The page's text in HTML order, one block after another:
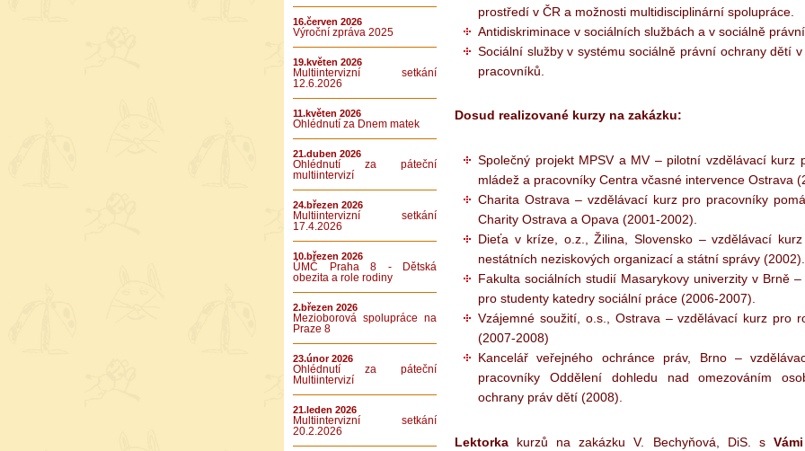
16.červen 2026
Výroční zpráva 2025
19.květen 2026
Multiintervizní setkání
12.6.2026
11.květen 2026
Ohlédnutí za Dnem matek
21.duben 2026
Ohlédnutí za páteční
multiintervizí
24.březen 2026
Multiintervizní setkání
17.4.2026
10.březen 2026
ÚMČ Praha 8 - Dětská
obezita a role rodiny
2.březen 2026
Mezioborová spolupráce na
Praze 8
23.únor 2026
Ohlédnutí za páteční
Multiintervizí
21.leden 2026
Multiintervizní setkání
20.2.2026
prostředí v ČR a možnosti multidisciplinární spolupráce.
Antidiskriminace v sociálních službách a v sociálně
Sociální služby v systému sociálně právní ochrany dětí
pracovníků.
Dosud realizované kurzy na zakázku:
Společný projekt MPSV a MV – pilotní vzdělávací kurz
mládež a pracovníky Centra včasné intervence Ostrava
Charita Ostrava – vzdělávací kurz pro pracovníky
Charity Ostrava a Opava (2001-2002).
Dieťa v kríze, o.z., Žilina, Slovensko – vzdělávací
nestátních neziskových organizací a státní správy (2002).
Fakulta sociálních studií Masarykovy univerzity v Brně
pro studenty katedry sociální práce (2006-2007).
Vzájemné soužití, o.s., Ostrava – vzdělávací kurz pro
(2007-2008)
Kancelář veřejného ochránce práv, Brno –
pracovníky Oddělení dohledu nad omezováním
ochrany práv dětí (2008).
Lektorka kurzů na zakázku V. Bechyňová, DiS. s